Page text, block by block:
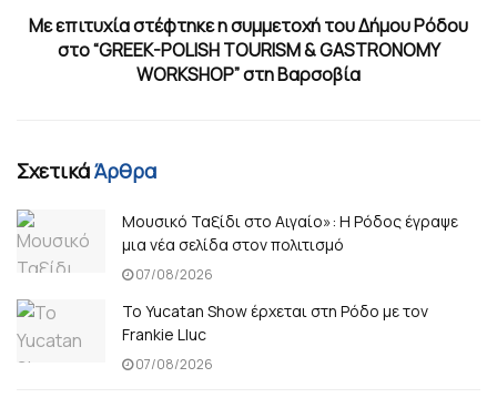
Με επιτυχία στέφτηκε η συμμετοχή του Δήμου Ρόδου
στο “GREEK-POLISH TOURISM & GASTRONOMY
WORKSHOP” στη Βαρσοβία
ΣχετικάΆρθρα
Μουσικό Ταξίδι στο Αιγαίο»: Η Ρόδος έγραψε
μια νέα σελίδα στον πολιτισμό
07/08/2026
Το Yucatan Show έρχεται στη Ρόδο με τον
Frankie Lluc
07/08/2026